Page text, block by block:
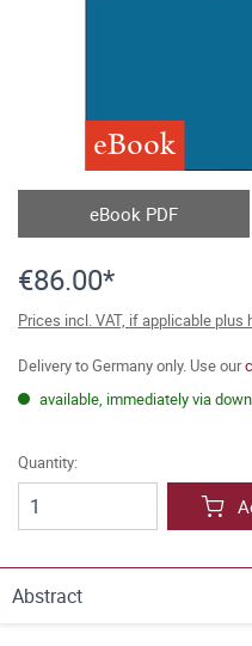
eBook
eBook PDF
€86.00*
Prices incl. VAT, if applicable plus
Delivery to Germany only. Use our
available, immediately via
Quantity:
Abstract